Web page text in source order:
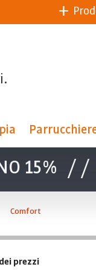
15% //
Comfort
prezzi